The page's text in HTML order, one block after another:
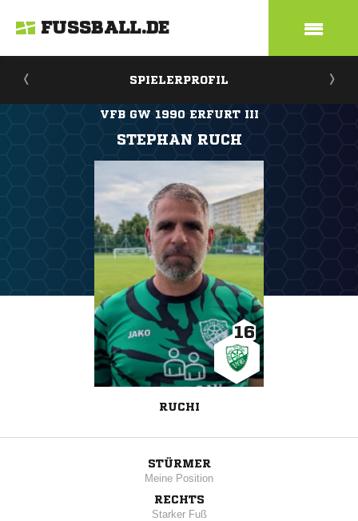
FUSSBALL.DE
SPIELERPROFIL
VFB GW 1990 ERFURT III
STEPHAN RUCH
16
RUCHI
STÜRMER
Meine Position
RECHTS
Starker Fuß